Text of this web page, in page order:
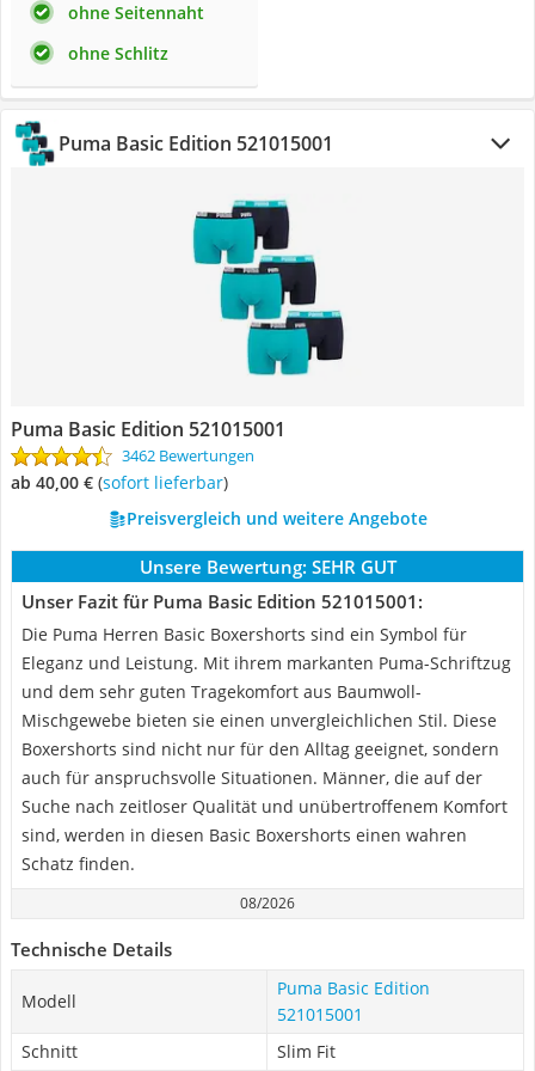
ohne Seitennaht
ohne Schlitz
Puma Basic Edition 521015001
Puma Basic Edition 521015001
3462 Bewertungen
ab 40,00 € ( Sofort lieferbar)
Preisvergleich und weitere Angebote
Unsere Bewertung: SEHR GUT
Unser Fazit für Puma Basic Edition 521015001:
Die Puma Herren Basic Boxershorts sind ein Symbol für
Eleganz und Leistung. Mit ihrem markanten Puma-Schriftzug
und dem sehr guten Tragekomfort aus Baumwoll-
Mischgewebe bieten sie einen unvergleichlichen Stil. Diese
Boxershorts sind nicht nur für den Alltag geeignet, sondern
auch für anspruchsvolle Situationen. Männer, die auf der
Suche nach zeitloser Qualität und unübertroffenem Komfort
sind, werden in diesen Basic Boxershorts einen wahren
Schatz finden.
08/2026
Technische Details
Modell
Puma Basic Edition
521015001
Schnitt
Slim Fit